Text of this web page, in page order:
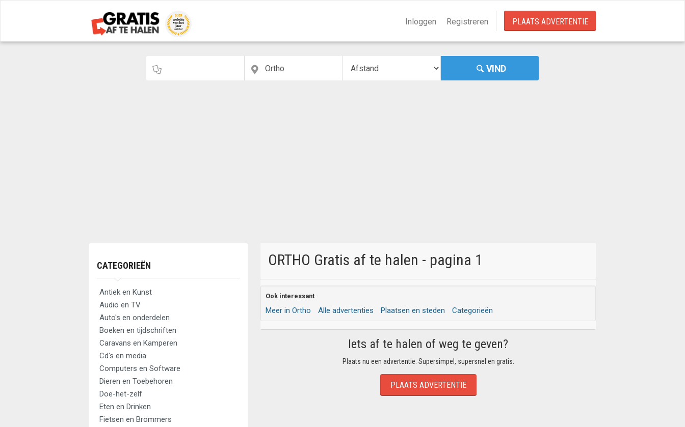
Inloggen Registreren PLAATS ADVERTENTIE
VIND
CATEGORIEËN
Antiek en Kunst
Audio en TV
Auto's en onderdelen
Boeken en tijdschriften
Caravans en Kamperen
Cd's en media
Computers en Software
Dieren en Toebehoren
Doe-het-zelf
Eten en Drinken
Fietsen en Brommers
ORTHO Gratis af te halen - pagina 1
Ook interessant
Meer in Ortho Alle advertenties Plaatsen en steden Categorieën
Iets af te halen of weg te geven?
Plaats nu een advertentie. Supersimpel, supersnel en gratis.
PLAATS ADVERTENTIE